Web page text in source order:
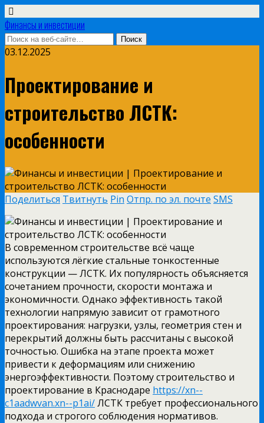
Финансы и инвестиции
03.12.2025
Проектирование и
строительство ЛСТК:
особенности
Поделиться Твитнуть Pin Отпр. по эл. почте SMS
В современном строительстве всё чаще
используются лёгкие стальные тонкостенные
конструкции — ЛСТК. Их популярность объясняется
сочетанием прочности, скорости монтажа и
экономичности. Однако эффективность такой
технологии напрямую зависит от грамотного
проектирования: нагрузки, узлы, геометрия стен и
перекрытий должны быть рассчитаны с высокой
точностью. Ошибка на этапе проекта может
привести к деформациям или снижению
энергоэффективности. Поэтому строительство и
проектирование в Краснодаре https://xn--
c1aadwvan.xn--p1ai/ЛСТК требует профессионального
подхода и строгого соблюдения нормативов.